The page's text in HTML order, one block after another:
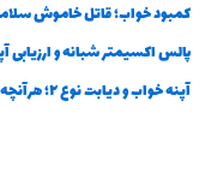
کمبود خواب؛ قاتل خاموش
پالس اکسیمتر شبانه و
آپنه خواب و دیابت نوع ۲؛ هرآنچه باید درباره رابطه پنهان و پرخطر آن‌ها بدانید!